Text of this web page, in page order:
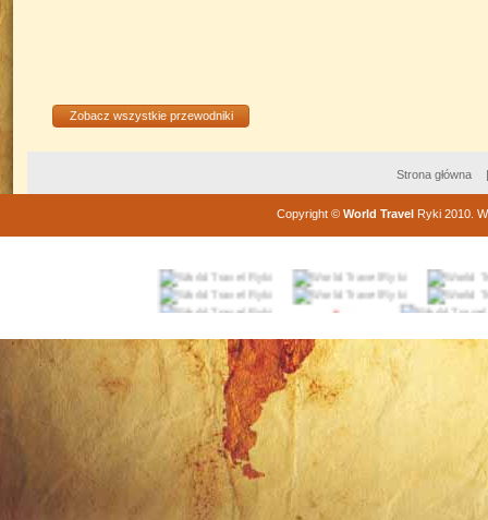
Zobacz wszystkie przewodniki
Strona główna
Copyright© World TravelRyki 2010.